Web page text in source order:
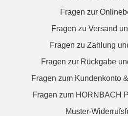
Fragen zur
Fragen zu Versand
Fragen zu Zahlung
Fragen zur Rückgabe
Fragen zum Kundenkonto
Fragen zum HORNBACH
Muster-